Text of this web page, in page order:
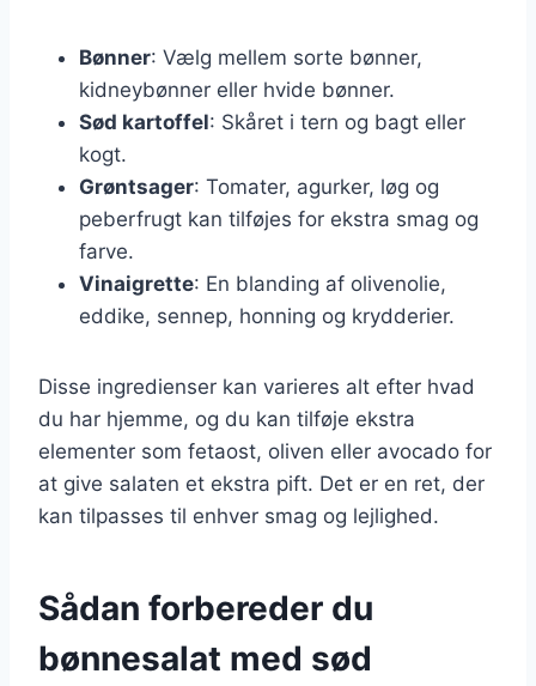
Bønner: Vælg mellem sorte bønner,
kidneybønner eller hvide bønner.
Sød kartoffel: Skåret i tern og bagt eller
kogt.
Grøntsager: Tomater, agurker, løg og
peberfrugt kan tilføjes for ekstra smag og
farve.
Vinaigrette: En blanding af olivenolie,
eddike, sennep, honning og krydderier.
Disse ingredienser kan varieres alt efter hvad
du har hjemme, og du kan tilføje ekstra
elementer som fetaost, oliven eller avocado for
at give salaten et ekstra pift. Det er en ret, der
kan tilpasses til enhver smag og lejlighed.
Sådan forbereder du
bønnesalat med sød